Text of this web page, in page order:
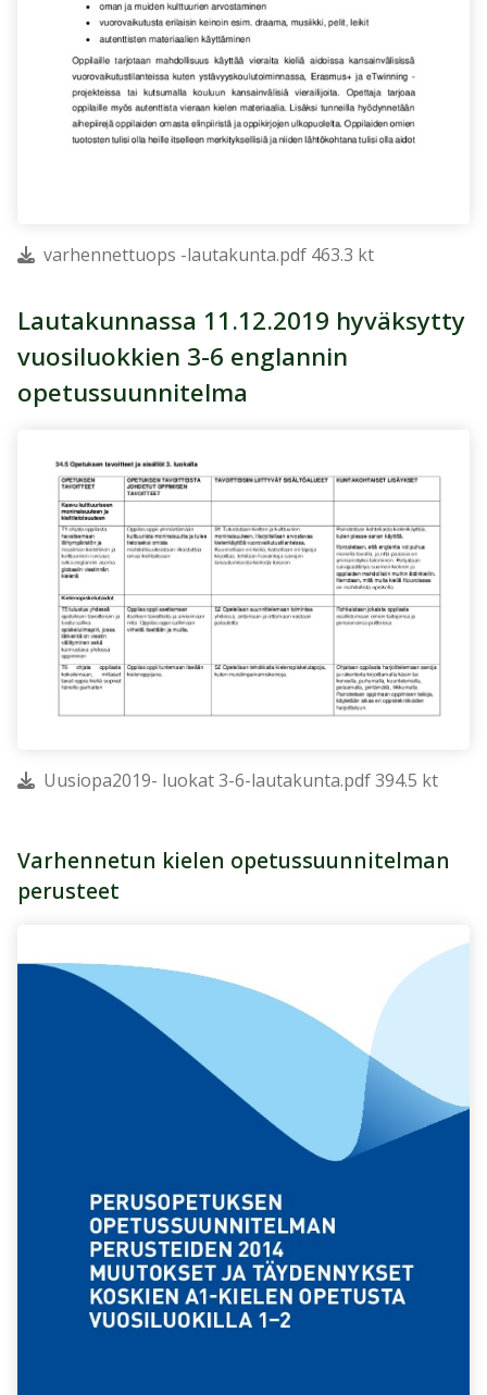
varhennettuops -lautakunta.pdf 463.3 kt
Lautakunnassa 11.12.2019 hyväksytty
vuosiluokkien 3-6 englannin
opetussuunnitelma
Uusiopa2019- luokat 3-6-lautakunta.pdf 394.5 kt
Varhennetun kielen opetussuunnitelman
perusteet